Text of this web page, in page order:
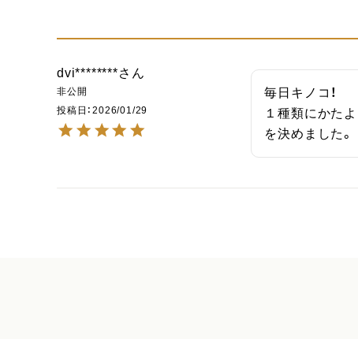
dvi********
非公開
投稿日
2026/01/29
毎日キノコ！
１種類にかた
を決めました。